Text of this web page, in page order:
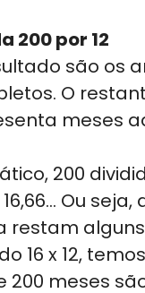
200 por 12
são os
O
meses
200
Ou seja,
restam
16 x 12,
200 meses